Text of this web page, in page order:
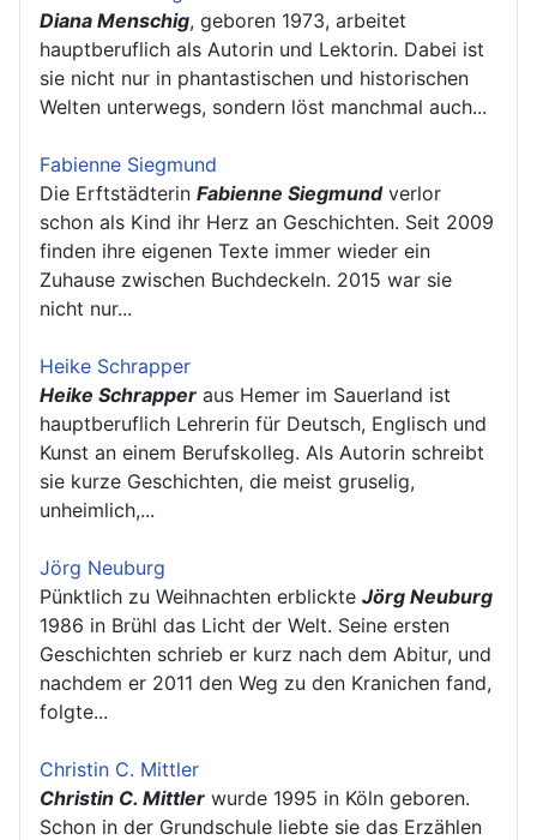
Diana Menschig, geboren 1973, arbeitet
hauptberuflich als Autorin und Lektorin. Dabei ist
sie nicht nur in phantastischen und historischen
Welten unterwegs, sondern löst manchmal auch...
Fabienne Siegmund
Die Erftstädterin Fabienne Siegmundverlor
schon als Kind ihr Herz an Geschichten. Seit 2009
finden ihre eigenen Texte immer wieder ein
Zuhause zwischen Buchdeckeln. 2015 war sie
nicht nur...
Heike Schrapper
Heike Schrapper aus Hemer im Sauerland ist
hauptberuflich Lehrerin für Deutsch, Englisch und
Kunst an einem Berufskolleg. Als Autorin schreibt
sie kurze Geschichten, die meist gruselig,
unheimlich,...
Jörg Neuburg
Pünktlich zu Weihnachten erblickte Jörg Neuburg
1986 in Brühl das Licht der Welt. Seine ersten
Geschichten schrieb er kurz nach dem Abitur, und
nachdem er 2011 den Weg zu den Kranichen fand,
folgte...
Christin C. Mittler
Christin C. Mittler wurde 1995 in Köln geboren.
Schon in der Grundschule liebte sie das Erzählen